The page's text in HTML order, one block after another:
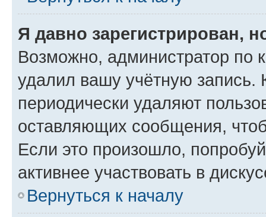
Я давно зарегистрирован,
Возможно, администратор по
удалил вашу учётную запись.
периодически удаляют
оставляющих сообщения,
Если это произошло,
активнее участвовать в
Вернуться к началу